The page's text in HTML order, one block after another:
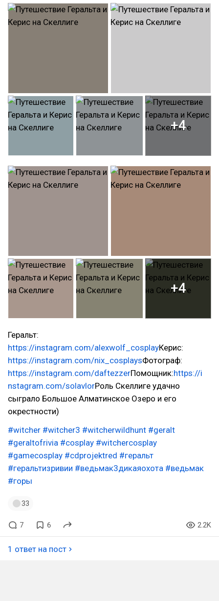
+4
+4
Геральт:
https://instagram.com/alexwolf_cosplayКерис:
https://instagram.com/nix_cosplaysФотограф:
https://instagram.com/daftezzerПомощник:https://i
nstagram.com/solavlorРоль Скеллиге удачно
сыграло Большое Алматинское Озеро и его
окрестности)
#witcher #witcher3 #witcherwildhunt #geralt
#geraltofrivia #cosplay #witchercosplay
#gamecosplay #cdprojektred #геральт
#геральтизривии #ведьмак3дикаяохота #ведьмак
#горы
33
7 6 2.2K
1 ответ на пост